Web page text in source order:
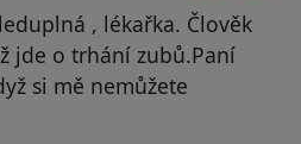
, lékařka. Člověk
jde o trhání zubů.Paní
si mě nemůžete